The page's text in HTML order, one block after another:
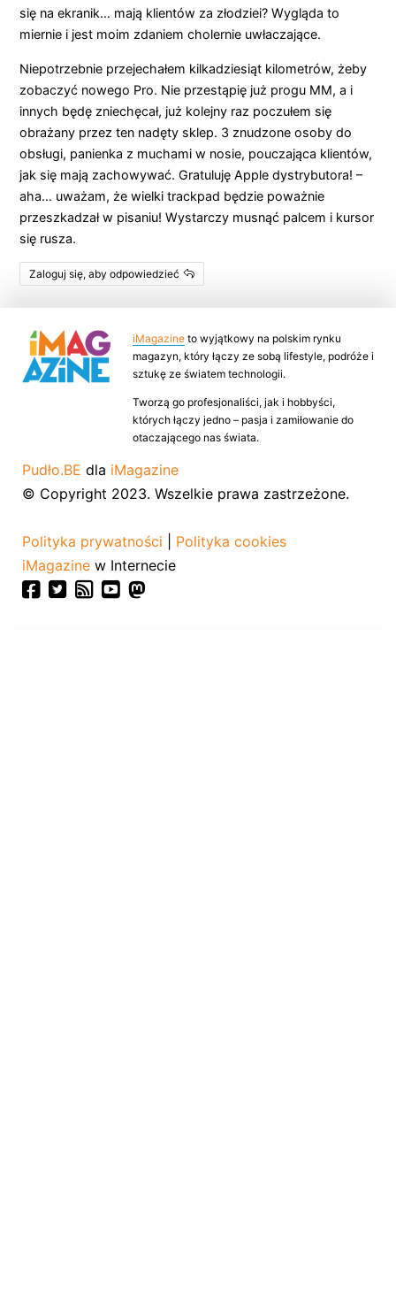
się na ekranik… mają klientów za złodziei? Wygląda to
miernie i jest moim zdaniem cholernie uwłaczające.
Niepotrzebnie przejechałem kilkadziesiąt kilometrów, żeby
zobaczyć nowego Pro. Nie przestąpię już progu MM, a i
innych będę zniechęcał, już kolejny raz poczułem się
obrażany przez ten nadęty sklep. 3 znudzone osoby do
obsługi, panienka z muchami w nosie, pouczająca klientów,
jak się mają zachowywać. Gratuluję Apple dystrybutora! –
aha… uważam, że wielki trackpad będzie poważnie
przeszkadzał w pisaniu! Wystarczy musnąć palcem i kursor
się rusza.
Zaloguj się, aby odpowiedzieć
iMagazine to wyjątkowy na polskim rynku
magazyn, który łączy ze sobą lifestyle, podróże i
sztukę ze światem technologii.
Tworzą go profesjonaliści, jak i hobbyści,
których łączy jedno – pasja i zamiłowanie do
otaczającego nas świata.
Pudło.BE dla iMagazine
© Copyright 2023. Wszelkie prawa zastrzeżone.
Polityka prywatności
Polityka cookies
iMagazine w Internecie